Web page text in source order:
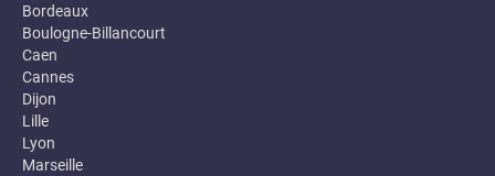
Bordeaux
Boulogne-Billancourt
Caen
Cannes
Dijon
Lille
Lyon
Marseille